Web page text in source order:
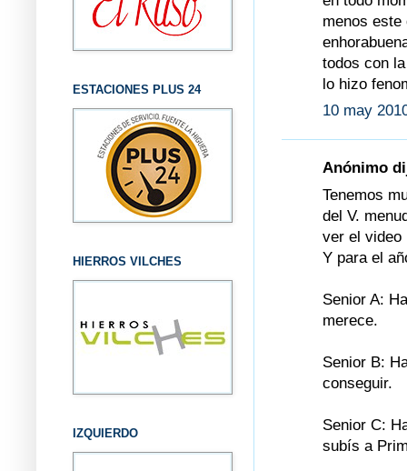
menos este
todos con
lo hizo
10 may
Anónimo
Tenemos
del V.
ver el video
Y para el
Senior A:
merece.
Senior B:
conseguir.
Senior C:
subís a
ESTACIONES PLUS 24
HIERROS VILCHES
IZQUIERDO